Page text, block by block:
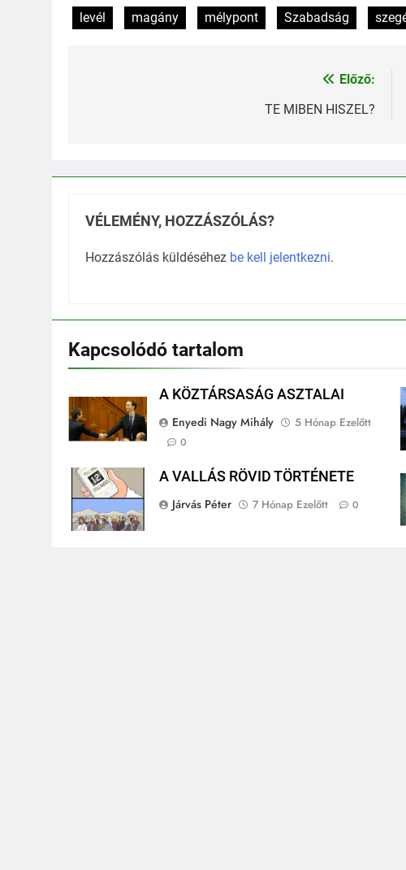
levél
magány mélypont Szabadság
Előző:
TE MIBEN HISZEL?
VÉLEMÉNY, HOZZÁSZÓLÁS?
Hozzászólás küldéséhez be kell jelentkezni.
Kapcsolódó tartalom
A KÖZTÁRSASÁG ASZTALAI
Enyedi Nagy Mihály
5 Hónap Ezelőtt
0
A VALLÁS RÖVID TÖRTÉNETE
Járvás Péter
7 Hónap Ezelőtt 0